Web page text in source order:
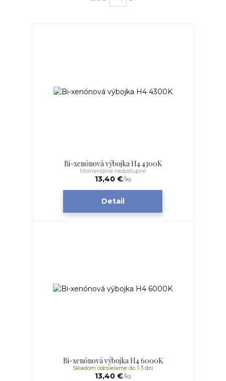
Bi-xenónová výbojka H4 4300K
13,40 €/ks
Momentálne nedostupné
Detail
Bi-xenónová výbojka H4 6000K
13,40 €/ks
Skladom odosielame do 1-3 dní